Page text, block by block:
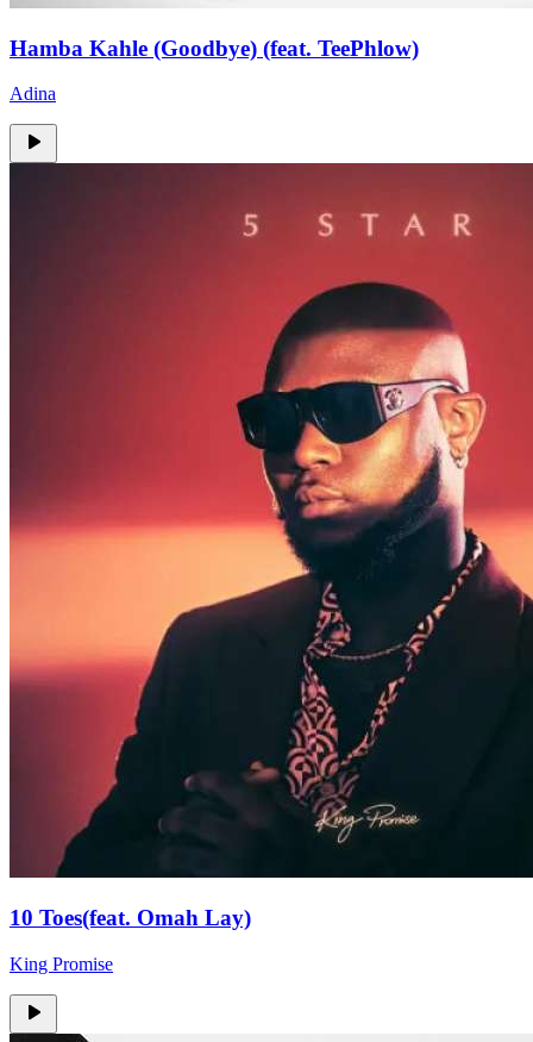
Hamba Kahle (Goodbye) (feat. TeePhlow)
Adina
10 Toes(feat. Omah Lay)
King Promise